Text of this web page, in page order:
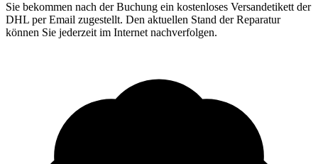
Sie bekommen nach der Buchung ein kostenloses Versandetikett der
DHL per Email zugestellt. Den aktuellen Stand der Reparatur
können Sie jederzeit im Internet nachverfolgen.